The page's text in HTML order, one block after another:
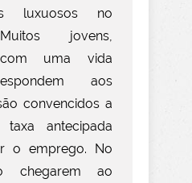
luxuosos no
jovens,
com uma vida
aos
convencidos a
antecipada
o emprego. No
chegarem ao